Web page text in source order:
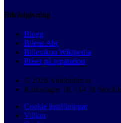
Bilrådgivning
Blogg
Bilens Abc
Billexikon Wikipedia
Priser på reparation
© 2026 Autobutler.se
Karlavägen 18, 114 31
Cookie inställningar
Villkor